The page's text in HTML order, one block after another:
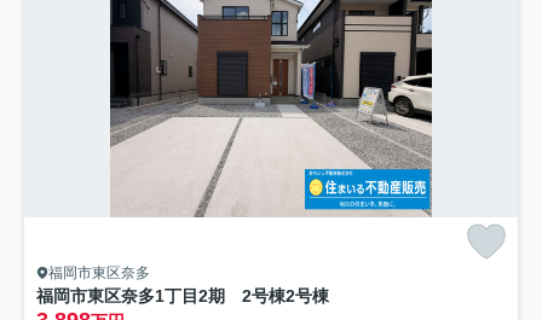
福岡市東区奈多
福岡市東区奈多1丁目2期 2号棟2号棟